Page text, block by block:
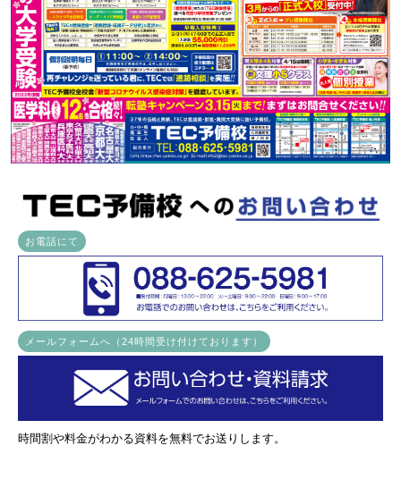
お電話にて
メールフォームへ（24時間受け付けております）
時間割や料金がわかる資料を無料でお送りします。